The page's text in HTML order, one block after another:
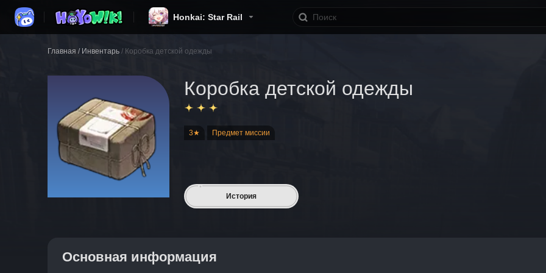
Honkai: Star Rail
Главная / Инвентарь / Коробка детской одежды
Коробка детской одежды
3★ Предмет миссии
История
Основная информация